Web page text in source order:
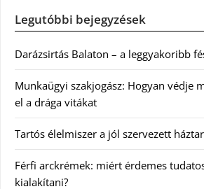
Legutóbbi bejegyzések
Darázsirtás Balaton – a leggyakoribb
Munkaügyi szakjogász: Hogyan védje
el a drága vitákat
Tartós élelmiszer a jól szervezett
Férfi arckrémek: miért érdemes
kialakítani?